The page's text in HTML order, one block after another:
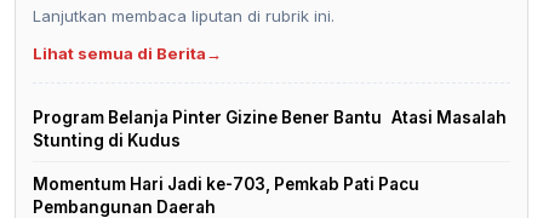
Lanjutkan membaca liputan di rubrik ini.
Lihat semua di Berita→
Program Belanja Pinter Gizine Bener Bantu Atasi Masalah
Stunting di Kudus
Momentum Hari Jadi ke-703, Pemkab Pati Pacu
Pembangunan Daerah